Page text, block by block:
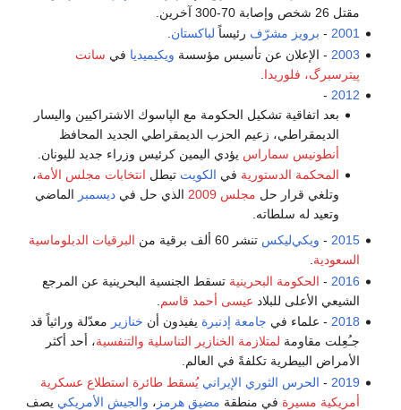
مقتل 26 شخص وإصابة 70-300 آخرين.
2001
- برويز مشرّف رئيساً لباكستان
2003 - الإعلان عن تأسيس مؤسسة ويكيميديا في سانت
پيترسبرگ، فلوريدا
2012
-
بعد اتفاقية تشكيل الحكومة مع الپاسوك الاشتراكيين واليسار
الديمقراطي، زعيم الحزب الديمقراطي الجديد المحافظ
أنطونيس سماراس يؤدي اليمين كرئيس وزراء جديد لليونان.
المحكمة الدستورية في الكويت تبطل انتخابات مجلس الأمة،
وتلغي قرار حل مجلس 2009 الذي حل في ديسمبر الماضي
وتعيد له سلطاته.
2015
- ويكي‌ليكس تنشر 60 ألف برقية من
البرقيات الدبلوماسية
السعودية.
2016
- الحكومة البحرينية تسقط الجنسية البحرينية عن المرجع
الشيعي الأعلی للبلاد عيسى أحمد قاسم
2018 - علماء في جامعة إدنبرة يفيدون أن خنازير معدّلة وراثياً قد
جـُعِلت مقاومة لمتلازمة الخنازير التناسلية والتنفسية، أحد أكثر
الأمراض البيطرية تكلفةً في العالم.
2019
- الحرس الثوري الإيراني يُسقط طائرة استطلاع عسكرية
أمريكية مسيرة في منطقة مضيق هرمز ، والجيش الأمريكي يصف